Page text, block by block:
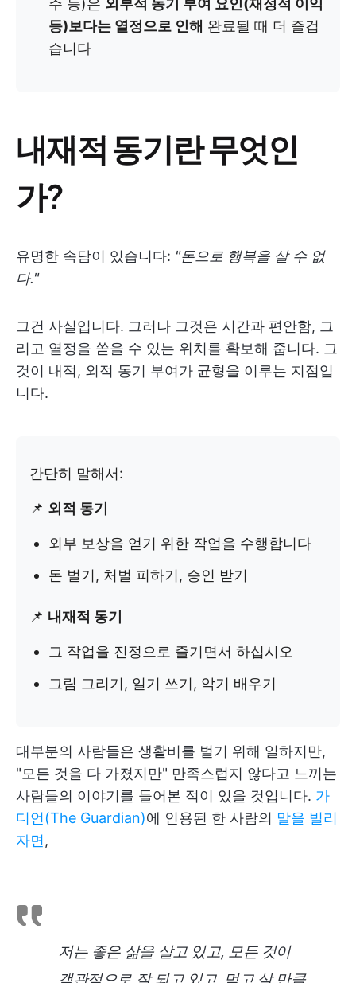
주 등)은 외부적 동기 부여 요인(재정적 이익
등)보다는 열정으로 인해 완료될 때 더 즐겁
습니다
내재적 동기란 무엇인
가?
유명한 속담이 있습니다: "돈으로 행복을 살 수 없
다."
그건 사실입니다. 그러나 그것은 시간과 편안함, 그
리고 열정을 쏟을 수 있는 위치를 확보해 줍니다. 그
것이 내적, 외적 동기 부여가 균형을 이루는 지점입
니다.
간단히 말해서:
📌 외적 동기
외부 보상을 얻기 위한 작업을 수행합니다
돈 벌기, 처벌 피하기, 승인 받기
📌 내재적 동기
그 작업을 진정으로 즐기면서 하십시오
그림 그리기, 일기 쓰기, 악기 배우기
대부분의 사람들은 생활비를 벌기 위해 일하지만,
"모든 것을 다 가졌지만" 만족스럽지 않다고 느끼는
사람들의 이야기를 들어본 적이 있을 것입니다. 가
디언(The Guardian)에 인용된 한 사람의 말을 빌리
자면 ,
저는 좋은 삶을 살고 있고, 모든 것이